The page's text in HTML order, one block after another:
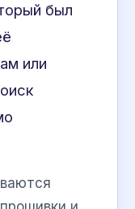
был
или